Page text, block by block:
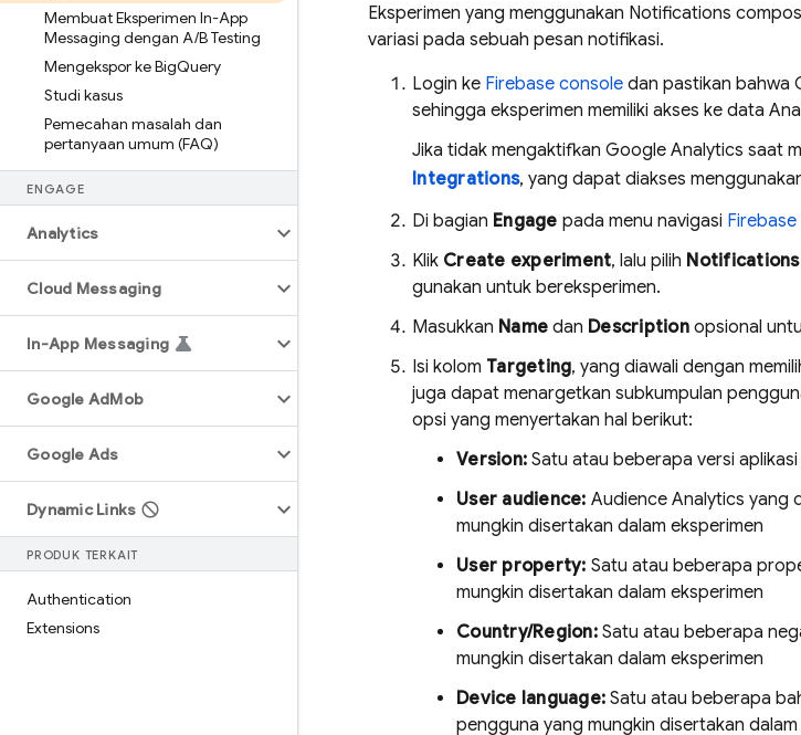
Membuat Eksperimen In-App
Messaging dengan A/B Testing
Mengekspor ke BigQuery
Studi kasus
Pemecahan masalah dan
pertanyaan umum (FAQ)
ENGAGE
Analytics
Cloud Messaging
In-App Messaging
Google AdMob
Google Ads
Dynamic Links
PRODUK TERKAIT
Authentication
Extensions
Eksperimen yang menggunakan Notifications
variasi pada sebuah pesan notifikasi.
Login ke Firebase console dan pastikan bahwa
sehingga eksperimen memiliki akses ke data
Jika tidak mengaktifkan Google Analytics saat
Integrations, yang dapat diakses
Di bagian Engage pada menu navigasi Firebase
Klik Create experiment, lalu pilih Notifications
gunakan untuk bereksperimen.
Masukkan Name dan Descriptionopsional
Isi kolom Targeting, yang diawali dengan
juga dapat menargetkan subkumpulan
opsi yang menyertakan hal berikut:
Version: Satu atau beberapa versi
User audience: Audience Analytics yang
mungkin disertakan dalam eksperimen
User property: Satu atau beberapa
mungkin disertakan dalam eksperimen
Country/Region:Satu atau beberapa
mungkin disertakan dalam eksperimen
Device language: Satu atau beberapa
pengguna yang mungkin disertakan